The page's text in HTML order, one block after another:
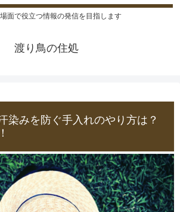
面で役立つ情報の発信を目指します
渡り鳥の住処
染みを防ぐ手入れのやり方は？